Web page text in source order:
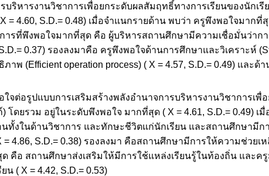
ริหารงานวิชาการเพื่อยกระดับผลสัมฤทธิ์ทางการเรียนของนักเรี
4.60, S.D.= 0.48) เมื่อจำแนกรายด้าน พบว่า ครูพึงพอใจมากที่
การที่พึงพอใจมากที่สุด คือ ผู้บริหารสถานศึกษามีความเชื่อมั่นว่า
0.37) รองลงมาคือ ครูพึงพอใจด้านการศึกษาและวิเคราะห์
พ (Efficient operation process) ( X = 4.57, S.D.= 0.49) และด้
ต่อรูปแบบการเสริมสร้างพลังอำนาจการบริหารงานวิชาการเพื่
โดยรวม อยู่ในระดับพึงพอใจ มากที่สุด ( X = 4.61, S.D.= 0.49) เ
ทั้งในด้านวิชาการ และทักษะชีวิตแก่นักเรียน และสถานศึกษามีก
4.86, S.D.= 0.38) รองลงมา คือสถานศึกษามีการให้ความช่วยเ
ด คือ สถานศึกษาส่งเสริมให้มีการใช้แหล่งเรียนรู้ในท้องถิ่น และ
( X = 4.42, S.D.= 0.53)